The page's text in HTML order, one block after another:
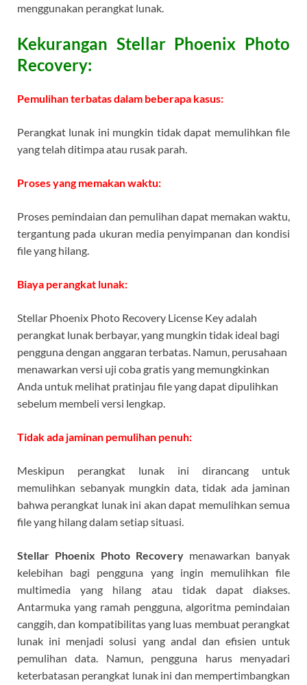
menggunakan perangkat lunak.
Kekurangan Stellar Phoenix Photo
Recovery:
Pemulihan terbatas dalam beberapa kasus:
Perangkat lunak ini mungkin tidak dapat memulihkan file
yang telah ditimpa atau rusak parah.
Proses yang memakan waktu:
Proses pemindaian dan pemulihan dapat memakan waktu,
tergantung pada ukuran media penyimpanan dan kondisi
file yang hilang.
Biaya perangkat lunak:
Stellar Phoenix Photo Recovery License Key adalah
perangkat lunak berbayar, yang mungkin tidak ideal bagi
pengguna dengan anggaran terbatas. Namun, perusahaan
menawarkan versi uji coba gratis yang memungkinkan
Anda untuk melihat pratinjau file yang dapat dipulihkan
sebelum membeli versi lengkap.
Tidak ada jaminan pemulihan penuh:
Meskipun perangkat lunak ini dirancang untuk
memulihkan sebanyak mungkin data, tidak ada jaminan
bahwa perangkat lunak ini akan dapat memulihkan semua
file yang hilang dalam setiap situasi.
Stellar Phoenix Photo Recovery menawarkan banyak
kelebihan bagi pengguna yang ingin memulihkan file
multimedia yang hilang atau tidak dapat diakses.
Antarmuka yang ramah pengguna, algoritma pemindaian
canggih, dan kompatibilitas yang luas membuat perangkat
lunak ini menjadi solusi yang andal dan efisien untuk
pemulihan data. Namun, pengguna harus menyadari
keterbatasan perangkat lunak ini dan mempertimbangkan